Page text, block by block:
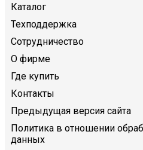
Каталог
Техподдержка
Сотрудничество
О фирме
Где купить
Контакты
Предыдущая версия сайта
Политика в отношении
данных